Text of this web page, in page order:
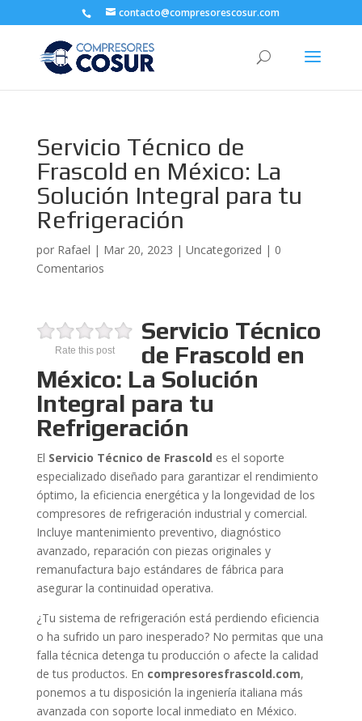
contacto@compresorescosur.com
Servicio Técnico de
Frascold en México: La
Solución Integral para tu
Refrigeración
por Rafael | Mar 20, 2023 | Uncategorized | 0
Comentarios
Rate this post
Servicio Técnico
de Frascold en
México: La Solución
Integral para tu
Refrigeración
El Servicio Técnico de Frascold es el soporte
especializado diseñado para garantizar el rendimiento
óptimo, la eficiencia energética y la longevidad de los
compresores de refrigeración industrial y comercial.
Incluye mantenimiento preventivo, diagnóstico
avanzado, reparación con piezas originales y
remanufactura bajo estándares de fábrica para
asegurar la continuidad operativa.
¿Tu sistema de refrigeración está perdiendo eficiencia
o ha sufrido un paro inesperado? No permitas que una
falla técnica detenga tu producción o afecte la calidad
de tus productos. En compresoresfrascold.com,
ponemos a tu disposición la ingeniería italiana más
avanzada con soporte local inmediato en México.